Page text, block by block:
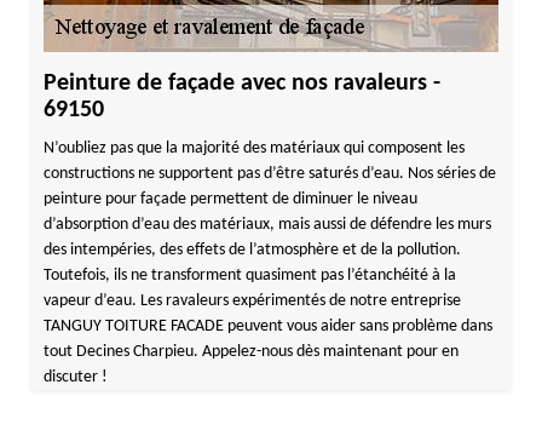
Peinture de façade avec nos ravaleurs -
69150
N’oubliez pas que la majorité des matériaux qui composent les
constructions ne supportent pas d’être saturés d’eau. Nos séries de
peinture pour façade permettent de diminuer le niveau
d’absorption d’eau des matériaux, mais aussi de défendre les murs
des intempéries, des effets de l’atmosphère et de la pollution.
Toutefois, ils ne transforment quasiment pas l’étanchéité à la
vapeur d’eau. Les ravaleurs expérimentés de notre entreprise
TANGUY TOITURE FACADE peuvent vous aider sans problème dans
tout Decines Charpieu. Appelez-nous dès maintenant pour en
discuter !